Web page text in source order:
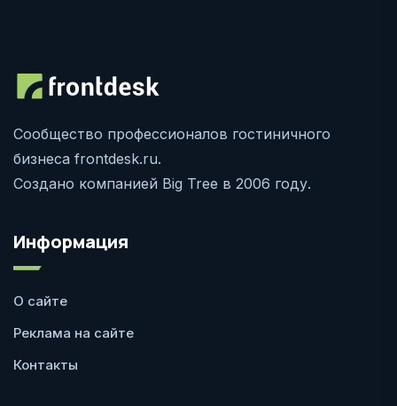
Сообщество профессионалов гостиничного
бизнеса frontdesk.ru.
Создано компанией Big Tree в 2006 году.
Информация
О сайте
Реклама на сайте
Контакты